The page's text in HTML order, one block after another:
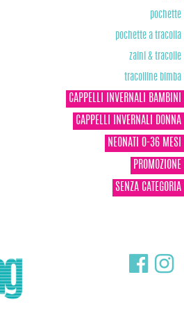
pochette
pochette a tracolla
zaini & tracolle
tracolline bimba
CAPPELLI INVERNALI BAMBINI
CAPPELLI INVERNALI DONNA
NEONATI 0-36 MESI
PROMOZIONE
SENZA CATEGORIA